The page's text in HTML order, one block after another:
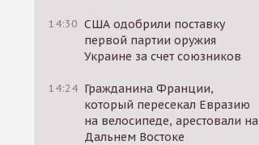
14:30 США одобрили поставку
первой партии оружия
Украине за счет союзников
14:24 Гражданина Франции,
который пересекал Евразию
на велосипеде, арестовали на
Дальнем Востоке